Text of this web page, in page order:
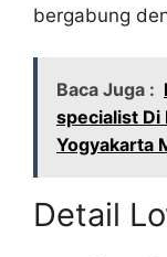
bergabung
Baca Juga :
specialist Di
Yogyakarta
Detail